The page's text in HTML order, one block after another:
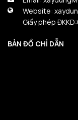
Website:
Giấy phép
BẢN ĐỒ CHỈ DẪN